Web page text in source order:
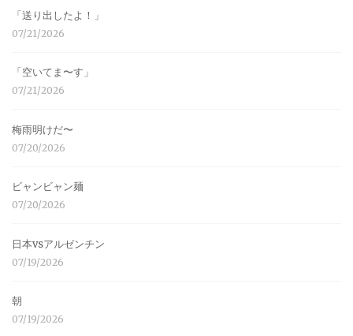
「送り出したよ！」
07/21/2026
「空いてま〜す」
07/21/2026
梅雨明けだ〜
07/20/2026
ビャンビャン麺
07/20/2026
日本vsアルゼンチン
07/19/2026
朝
07/19/2026